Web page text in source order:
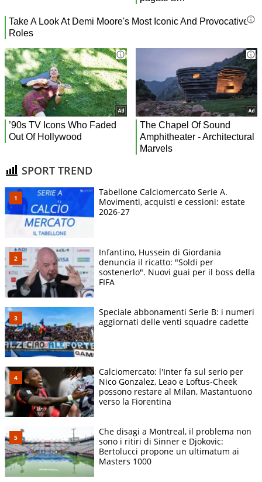
SPORT TREND
Tabellone Calciomercato Serie A.
Movimenti, acquisti e cessioni: estate
2026-27
Infantino, Hussein di Giordania
denuncia il ricatto: "Soldi per
sostenerlo". Nuovi guai per il boss della
FIFA
Speciale abbonamenti Serie B: i numeri
aggiornati delle venti squadre cadette
Calciomercato: l'Inter fa sul serio per
Nico Gonzalez, Leao e Loftus-Cheek
possono restare al Milan, Mastantuono
verso la Fiorentina
Che disagi a Montreal, il problema non
sono i ritiri di Sinner e Djokovic:
Bertolucci propone un ultimatum ai
Masters 1000